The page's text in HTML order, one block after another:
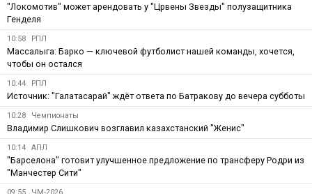
"Локомотив" может арендовать у "Црвены Звезды" полузащитника
Генделя
10:58 РПЛ
Массалыга: Барко — ключевой футболист нашей команды, хочется,
чтобы он остался
10:44 РПЛ
Источник: "Галатасарай" ждёт ответа по Батракову до вечера субботы
10:28 Чемпионаты
Владимир Слишкович возглавил казахстанский "Женис"
10:14 АПЛ
"Барселона" готовит улучшенное предложение по трансферу Родри из
"Манчестер Сити"
09:55 ЧМ-2026